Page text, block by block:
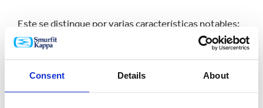
Consent Details About
Este se distingue por varias características notables:
Alta resistencia mecánica y durabilidad:
conserva una gran cantidad de fibras largas, lo
que le otorga una mayor resistencia mecánica y